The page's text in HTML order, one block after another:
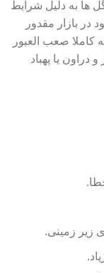
ها به دلیل شرایط
در بازار مقدور
کاملا صعب العبور
یا پهباد
زیر زمینی.